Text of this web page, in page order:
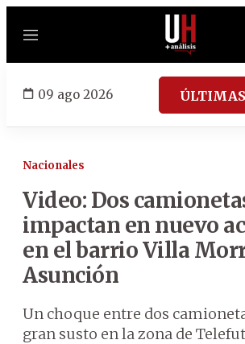
Menú
09 ago 2026
Nacionales
Video: Dos
impactan en nuevo
en el barrio Villa
Asunción
Un choque entre dos
gran susto en la zona de